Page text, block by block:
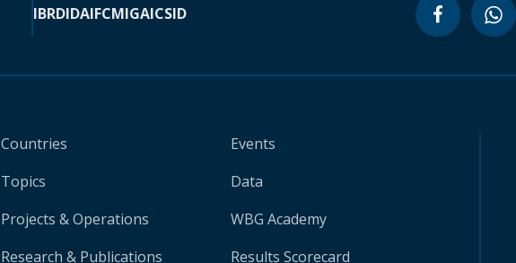
IBRDIDAIFCMIGAICSID
Countries
Topics
Projects & Operations
Research & Publications
Events
Data
WBG Academy
Results Scorecard